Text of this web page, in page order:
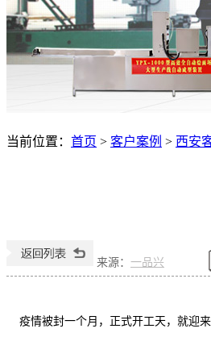
当前位置： 首页 > 客户案例 > 西安
来源： 一品兴
疫情被封一个月，正式开工天，就迎